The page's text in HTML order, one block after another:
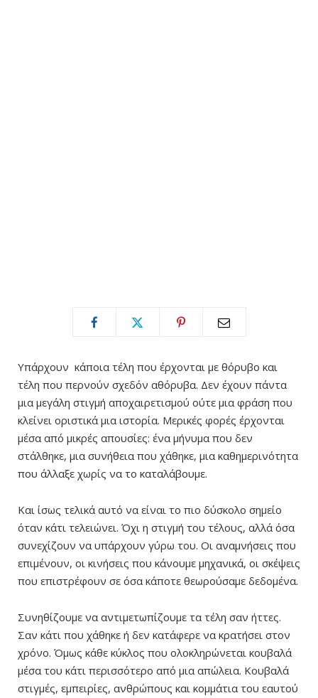
Υπάρχουν κάποια τέλη που έρχονται με θόρυβο και
τέλη που περνούν σχεδόν αθόρυβα. Δεν έχουν πάντα
μια μεγάλη στιγμή αποχαιρετισμού ούτε μια φράση που
κλείνει οριστικά μια ιστορία. Μερικές φορές έρχονται
μέσα από μικρές απουσίες: ένα μήνυμα που δεν
στάλθηκε, μια συνήθεια που χάθηκε, μια καθημερινότητα
που άλλαξε χωρίς να το καταλάβουμε.
Και ίσως τελικά αυτό να είναι το πιο δύσκολο σημείο
όταν κάτι τελειώνει. Όχι η στιγμή του τέλους, αλλά όσα
συνεχίζουν να υπάρχουν γύρω του. Οι αναμνήσεις που
επιμένουν, οι κινήσεις που κάνουμε μηχανικά, οι σκέψεις
που επιστρέφουν σε όσα κάποτε θεωρούσαμε δεδομένα.
Συνηθίζουμε να αντιμετωπίζουμε τα τέλη σαν ήττες.
Σαν κάτι που χάθηκε ή δεν κατάφερε να κρατήσει στον
χρόνο. Όμως κάθε κύκλος που ολοκληρώνεται κουβαλά
μέσα του κάτι περισσότερο από μια απώλεια. Κουβαλά
στιγμές, εμπειρίες, ανθρώπους και κομμάτια του εαυτού